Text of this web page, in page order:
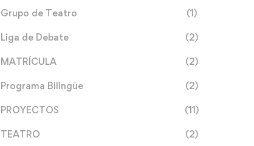
Grupo de Teatro (1)
Liga de Debate (2)
MATRÍCULA (2)
Programa Bilingüe (2)
PROYECTOS (11)
TEATRO (2)